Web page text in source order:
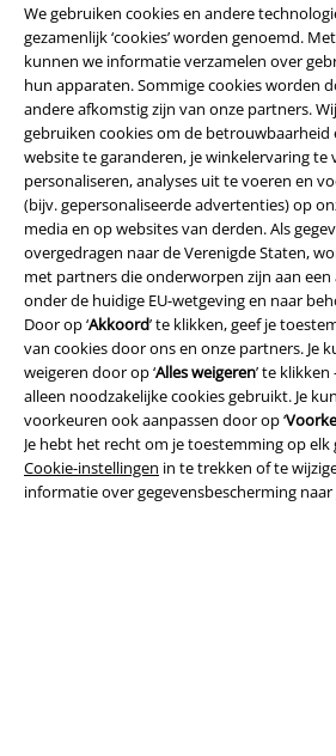
We gebruiken cookies en andere
gezamenlijk ‘cookies’ worden genoemd.
kunnen we informatie verzamelen over
hun apparaten. Sommige cookies worden
andere afkomstig zijn van onze partners.
gebruiken cookies om de betrouwbaarheid
website te garanderen, je winkelervaring te
personaliseren, analyses uit te voeren en
(bijv. gepersonaliseerde advertenties) op
media en op websites van derden. Als
overgedragen naar de Verenigde Staten,
met partners die onderworpen zijn aan
onder de huidige EU-wetgeving en naar
Door op ‘Akkoord’ te klikken, geef je
van cookies door ons en onze partners. Je
weigeren door op ‘Alles weigeren’ te
alleen noodzakelijke cookies gebruikt. Je
voorkeuren ook aanpassen door op ‘
Je hebt het recht om je toestemming op
Cookie-instellingen in te trekken of te
informatie over gegevensbescherming naar
Legal
Algemene Voorwaarden
Bedrijfsgegevens
Privacyverklaring
Verklaring van conformiteit